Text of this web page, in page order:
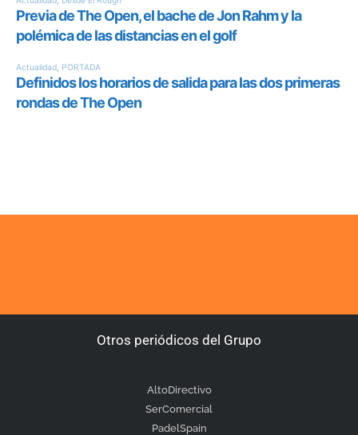
Otros periódicos del Grupo
AltoDirectivo
SerComercial
PadelSpain